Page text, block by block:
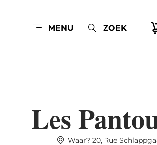
MENU ZOEK
Les
Waar? 20, Rue